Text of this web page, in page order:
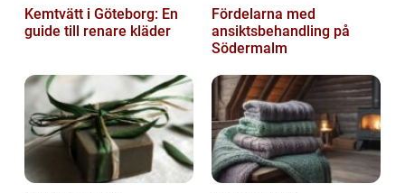
Kemtvätt i Göteborg: En
guide till renare kläder
Fördelarna med
ansiktsbehandling på
Södermalm